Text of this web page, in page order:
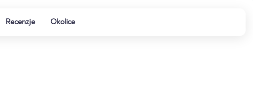
Recenzje Okolice